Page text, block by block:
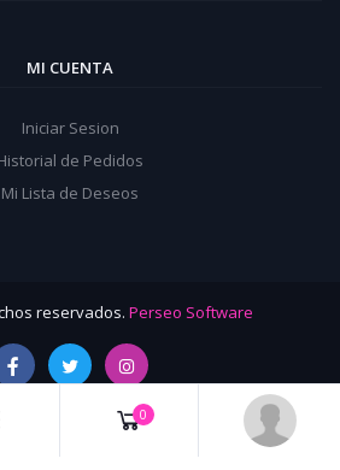
MI CUENTA
Iniciar Sesion
de Pedidos
Mi Lista de Deseos
reservados. Perseo Software
0